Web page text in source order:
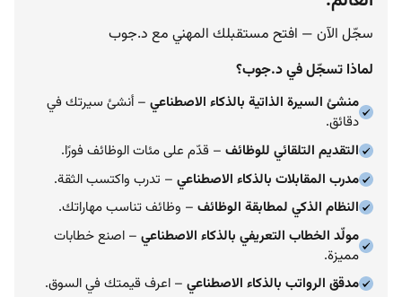
سجّل الآن — افتح مستقبلك المهني مع د.جوب
لماذا تسجّل في د.جوب؟
منشئ السيرة الذاتية بالذكاء الاصطناعي – أنشئ سيرتك في
دقائق.
التقديم التلقائي للوظائف – قدّم على مئات الوظائف فورًا.
مدرب المقابلات بالذكاء الاصطناعي – تدرب واكتسب الثقة.
النظام الذكي لمطابقة الوظائف – وظائف تناسب مهاراتك.
مولّد الخطاب التعريفي بالذكاء الاصطناعي – اصنع خطابات
مميزة.
مدقق الرواتب بالذكاء الاصطناعي – اعرف قيمتك في السوق.